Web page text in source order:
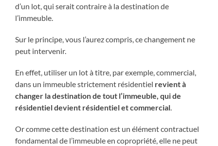
d’un lot, qui serait contraire à la destination de
l’immeuble.
Sur le principe, vous l’aurez compris, ce changement ne
peut intervenir.
En effet, utiliser un lot à titre, par exemple, commercial,
dans un immeuble strictement résidentiel revient à
changer la destination de tout l’immeuble, qui de
résidentiel devient résidentiel et commercial.
Or comme cette destination est un élément contractuel
fondamental de l’immeuble en copropriété, elle ne peut